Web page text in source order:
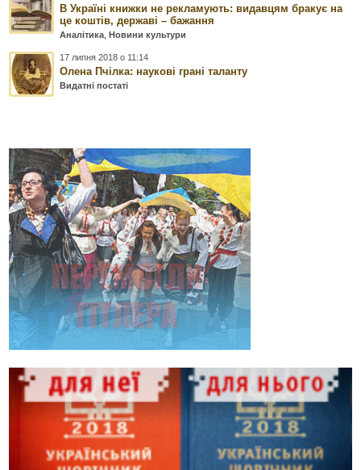
В Україні книжки не рекламують: видавцям бракує на
це коштів, державі – бажання
Аналітика ,Новини культури
17 липня 2018 о 11:14
Олена Пчілка: наукові грані таланту
Видатні постаті